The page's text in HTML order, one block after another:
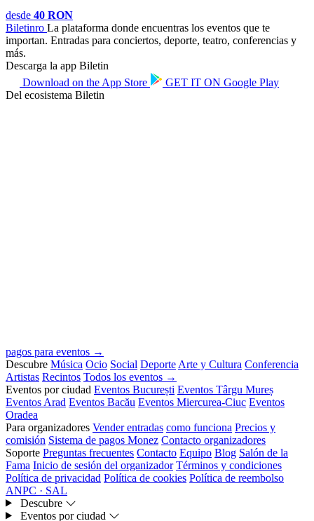
desde 40 RON
Biletinro La plataforma donde encuentras los eventos que te
importan. Entradas para conciertos, deporte, teatro, conferencias y
más.
Descarga la app Biletin
Download on the App Store GET IT ON Google Play
Del ecosistema Biletin
pagos para eventos →
Descubre Música Ocio Social Deporte Arte y Cultura Conferencia
Artistas Recintos Todos los eventos →
Eventos por ciudad Eventos București Eventos Târgu Mureș
Eventos Arad Eventos Bacău Eventos Miercurea-Ciuc Eventos
Oradea
Para organizadores Vender entradas como funciona Precios y
comisión Sistema de pagos Monez Contacto organizadores
Soporte Preguntas frecuentes Contacto Equipo Blog Salón de la
Fama Inicio de sesión del organizador Términos y condiciones
Política de privacidad Política de cookies Política de reembolso
ANPC · SAL
Descubre
Eventos por ciudad